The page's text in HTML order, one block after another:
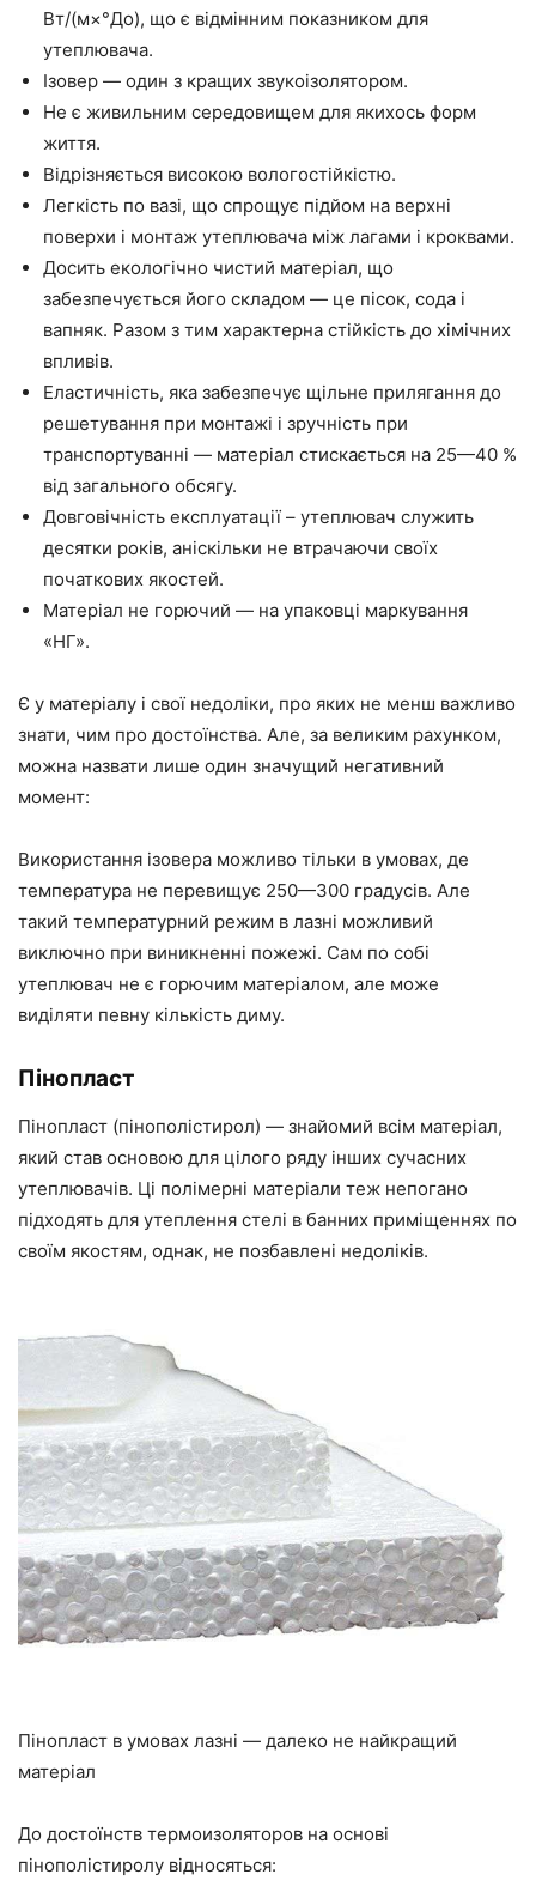
Вт/(м×°До), що є відмінним показником для
утеплювача.
Ізовер — один з кращих звукоізолятором.
Не є живильним середовищем для якихось форм
життя.
Відрізняється високою вологостійкістю.
Легкість по вазі, що спрощує підйом на верхні
поверхи і монтаж утеплювача між лагами і кроквами.
Досить екологічно чистий матеріал, що
забезпечується його складом — це пісок, сода і
вапняк. Разом з тим характерна стійкість до хімічних
впливів.
Еластичність, яка забезпечує щільне прилягання до
решетування при монтажі і зручність при
транспортуванні — матеріал стискається на 25—40 %
від загального обсягу.
Довговічність експлуатації – утеплювач служить
десятки років, аніскільки не втрачаючи своїх
початкових якостей.
Матеріал не горючий — на упаковці маркування
«НГ».
Є у матеріалу і свої недоліки, про яких не менш важливо
знати, чим про достоїнства. Але, за великим рахунком,
можна назвати лише один значущий негативний
момент:
Використання ізовера можливо тільки в умовах, де
температура не перевищує 250—300 градусів. Але
такий температурний режим в лазні можливий
виключно при виникненні пожежі. Сам по собі
утеплювач не є горючим матеріалом, але може
виділяти певну кількість диму.
Пінопласт
Пінопласт (пінополістирол) — знайомий всім матеріал,
який став основою для цілого ряду інших сучасних
утеплювачів. Ці полімерні матеріали теж непогано
підходять для утеплення стелі в банних приміщеннях по
своїм якостям, однак, не позбавлені недоліків.
Пінопласт в умовах лазні — далеко не найкращий
матеріал
До достоїнств термоизоляторов на основі
пінополістиролу відносяться: